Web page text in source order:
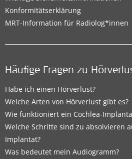
Konformitätserklärung
MRT-Information für Radiolog*innen
Häufige Fragen zu
Habe ich einen Hörverlust?
Welche Arten von Hörverlust gibt es?
Wie funktioniert ein Cochlea-
Welche Schritte sind zu absolvieren
Implantat?
Was bedeutet mein Audiogramm?